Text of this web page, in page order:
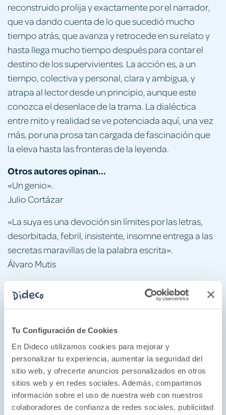
Tu Configuración de Cookies
En Dideco utilizamos cookies para mejorar y
personalizar tu experiencia, aumentar la seguridad del
sitio web, y ofrecerte anuncios personalizados en otros
sitios web y en redes sociales. Además, compartimos
información sobre el uso de nuestra web con nuestros
colaboradores de confianza de redes sociales, publicidad
reconstruido prolija y exactamente por el narrador,
que va dando cuenta de lo que sucedió mucho
tiempo atrás, que avanza y retrocede en su relato y
hasta llega mucho tiempo después para contar el
destino de los supervivientes. La acción es, a un
tiempo, colectiva y personal, clara y ambigua, y
atrapa al lector desde un principio, aunque este
conozca el desenlace de la trama. La dialéctica
entre mito y realidad se ve potenciada aquí, una vez
más, por una prosa tan cargada de fascinación que
la eleva hasta las fronteras de la leyenda.
Otros autores opinan...
«Un genio».
Julio Cortázar
«La suya es una devoción sin límites por las letras,
desorbitada, febril, insistente, insomne entrega a las
secretas maravillas de la palabra escrita».
Álvaro Mutis
«Su mundo erael mío, traducido al español. No es
extraño que me enamorara de él, no por su magia,
Salman Rushdie
«La voz garciamarquiana alcanza aquí un nivel en el
que resulta a la vez clásica y coloquial, opalescente y
pura, capaz de alabar y maldecir, de reír y llorar, de
fabular y cantar, de despegar y volar cuando es
necesario».